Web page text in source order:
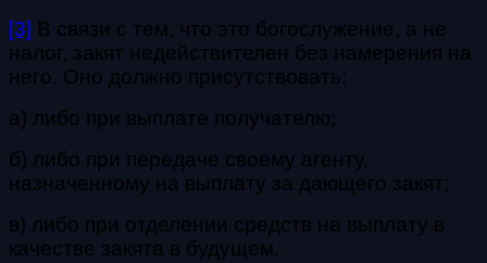
[3] В связи с тем, что это богослужение, а не
налог, закят недействителен без намерения на
него. Оно должно присутствовать:
а) либо при выплате получателю;
б) либо при передаче своему агенту,
назначенному на выплату за дающего закят;
в) либо при отделении средств на выплату в
качестве закята в будущем.